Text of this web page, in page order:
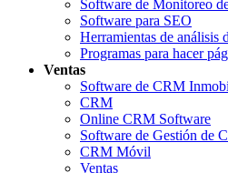
Software de Monitoreo
Software para SEO
Herramientas de análisis
Programas para hacer
Ventas
Software de CRM
CRM
Online CRM Software
Software de Gestión de
CRM Móvil
Ventas